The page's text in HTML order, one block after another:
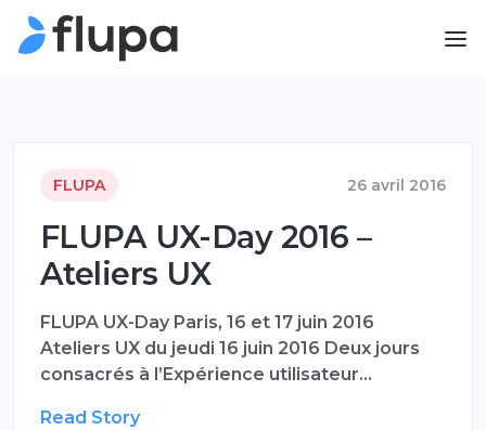
FLUPA 26 avril 2016
FLUPA UX-Day 2016 –
Ateliers UX
FLUPA UX-Day Paris, 16 et 17 juin 2016
Ateliers UX du jeudi 16 juin 2016 Deux jours
consacrés à l’Expérience utilisateur…
Read Story